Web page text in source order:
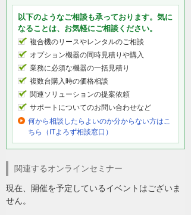
以下のようなご相談も承っております。気に
なることは、お気軽にご相談ください。
複合機のリースやレンタルのご相談
オプション機器の同時見積りや購入
業務に必須な機器の一括見積り
複数台購入時の価格相談
関連ソリューションの提案依頼
サポートについてのお問い合わせなど
何から相談したらよいのか分からない方はこ
ちら（ITよろず相談窓口）
関連するオンラインセミナー
現在、開催を予定しているイベントはございま
せん。